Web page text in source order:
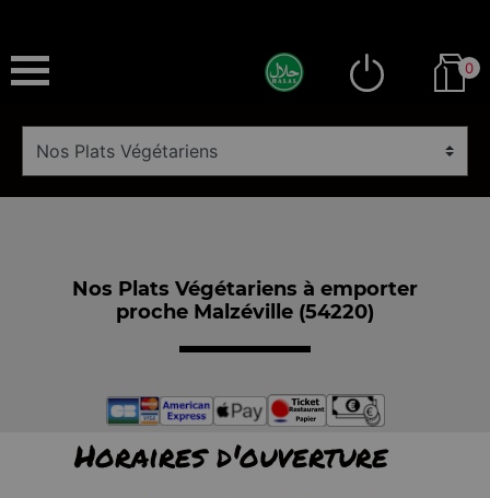
0
Nos Plats Végétariens à emporter
proche Malzéville (54220)
Horaires d'ouverture